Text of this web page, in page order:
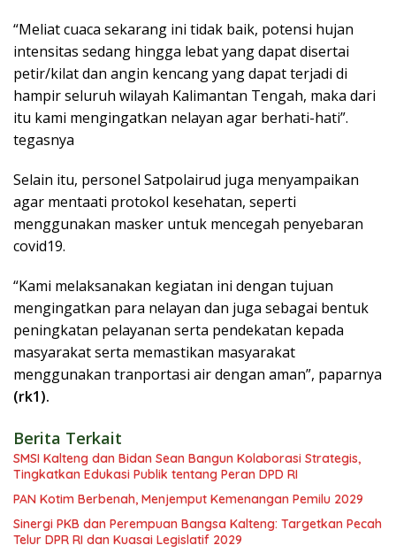
“Meliat cuaca sekarang ini tidak baik, potensi hujan
intensitas sedang hingga lebat yang dapat disertai
petir/kilat dan angin kencang yang dapat terjadi di
hampir seluruh wilayah Kalimantan Tengah, maka dari
itu kami mengingatkan nelayan agar berhati-hati”.
tegasnya
Selain itu, personel Satpolairud juga menyampaikan
agar mentaati protokol kesehatan, seperti
menggunakan masker untuk mencegah penyebaran
covid19.
“Kami melaksanakan kegiatan ini dengan tujuan
mengingatkan para nelayan dan juga sebagai bentuk
peningkatan pelayanan serta pendekatan kepada
masyarakat serta memastikan masyarakat
menggunakan tranportasi air dengan aman”, paparnya
(rk1).
Berita Terkait
SMSI Kalteng dan Bidan Sean Bangun Kolaborasi Strategis,
Tingkatkan Edukasi Publik tentang Peran DPD RI
PAN Kotim Berbenah, Menjemput Kemenangan Pemilu 2029
Sinergi PKB dan Perempuan Bangsa Kalteng: Targetkan Pecah
Telur DPR RI dan Kuasai Legislatif 2029